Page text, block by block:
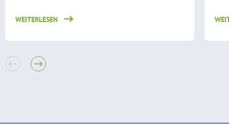
WEITERLESEN